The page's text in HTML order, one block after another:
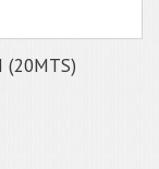
(20MTS)